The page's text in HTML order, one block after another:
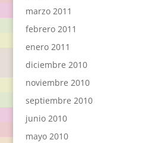
marzo 2011
febrero 2011
enero 2011
diciembre 2010
noviembre 2010
septiembre 2010
junio 2010
mayo 2010